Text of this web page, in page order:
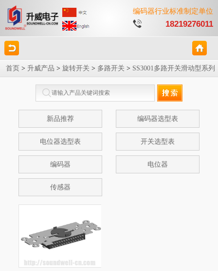
编码器行业标准制定单位
18219276011
首页 > 升威产品 > 旋转开关 > 多路开关 > SS3001多路开关滑动型系列
新品推荐 编码器选型表
电位器选型表 开关选型表
编码器 电位器
传感器